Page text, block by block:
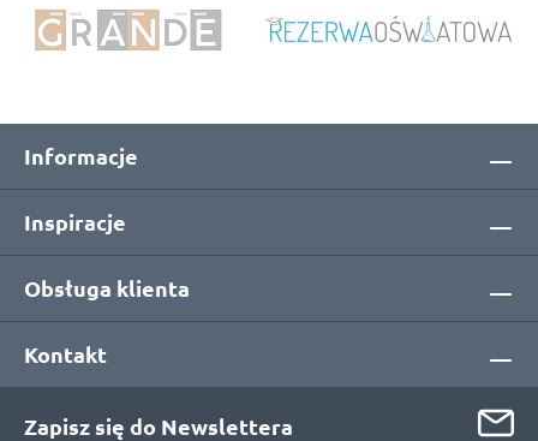
Informacje
Inspiracje
Obsługa klienta
Kontakt
Zapisz się do Newslettera